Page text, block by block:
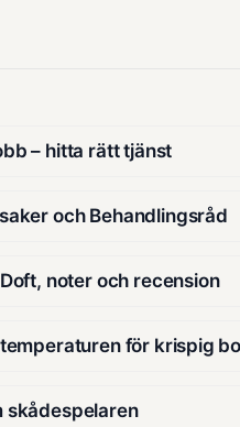
– hitta rätt tjänst
och Behandlingsråd
noter och recension
för krispig
skådespelaren